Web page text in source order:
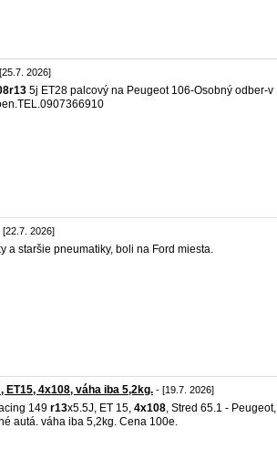
2026]
r13 5j ET28 palcový na Peugeot 106-Osobný odber-v
[22.7. 2026]
a staršie pneumatiky, boli na Ford miesta.
ET15, 4x108, váha iba 5,2kg. - [19.7. 2026]
149 r13x5.5J, ET 15, 4x108, Stred 65.1 - Peugeot,
autá. váha iba 5,2kg. Cena 100e.